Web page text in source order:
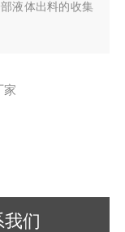
液体出料的收集
家
们